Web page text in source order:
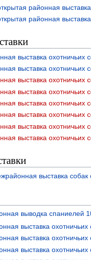
районная
районная
выставка охотничьих
выставка охотничьих
выставка охотничьих
выставка охотничьих
выставка охотничьих
выставка
выводка спаниелей
выставка
выставка
выставка охотничьих